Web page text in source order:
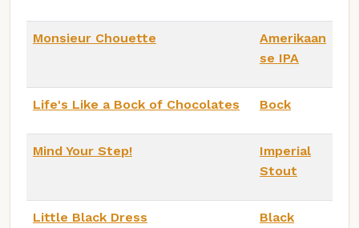
Monsieur Chouette
Amerikaan
se IPA
Life's Like a Bock of Chocolates Bock
Mind Your Step!
Imperial
Stout
Little Black Dress
Black